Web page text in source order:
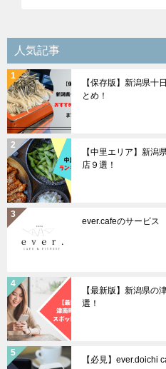
ョ
ン
人気記事
【保存版】新潟県十
とめ！
【中里エリア】新潟
店９選！
ever.cafeのサービス
【最新版】新潟県の
選！
【必見】ever.doichi